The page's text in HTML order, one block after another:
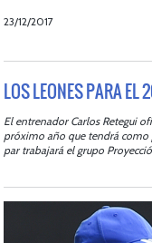
23/12/2017
LOS LEONES PARA EL
El entrenador Carlos Retegui
próximo año que tendrá como
par trabajará el grupo